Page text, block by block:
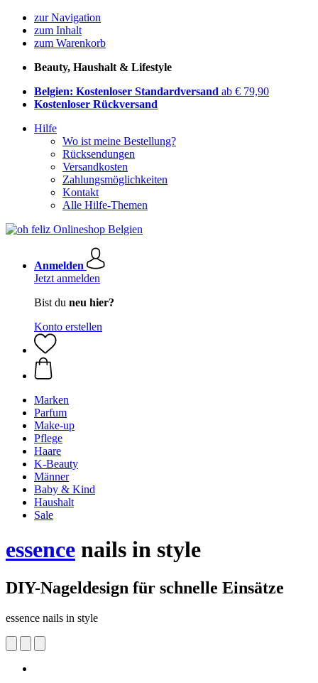
zur Navigation
zum Inhalt
zum Warenkorb
Beauty, Haushalt & Lifestyle
Belgien: Kostenloser Standardversand ab € 79,90
Kostenloser Rückversand
Hilfe
Wo ist meine Bestellung?
Rücksendungen
Versandkosten
Zahlungsmöglichkeiten
Kontakt
Alle Hilfe-Themen
Anmelden
Jetzt anmelden
Bist du neu hier?
Konto erstellen
Marken
Parfum
Make-up
Pflege
Haare
K-Beauty
Männer
Baby & Kind
Haushalt
Sale
essence nails in style
DIY-Nageldesign für schnelle Einsätze
essence nails in style